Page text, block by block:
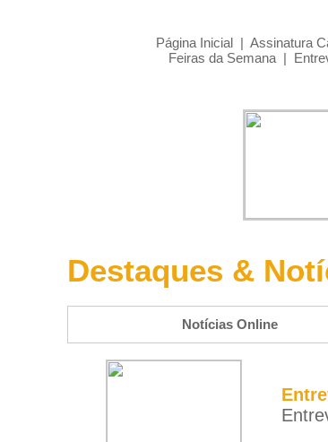
Página Inicial | Assinatura
Feiras da Semana |
Destaques &
Notícias Online